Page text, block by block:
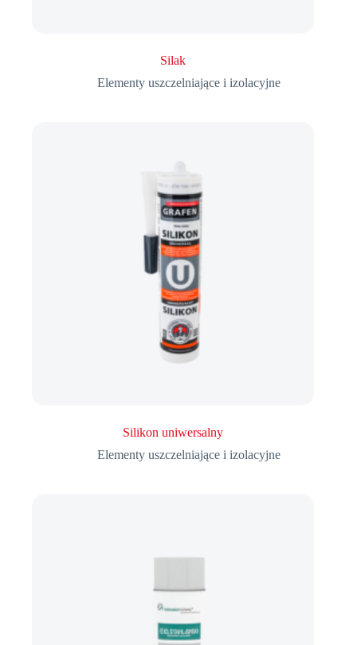
Silak
Elementy uszczelniające i izolacyjne
Silikon uniwersalny
Elementy uszczelniające i izolacyjne